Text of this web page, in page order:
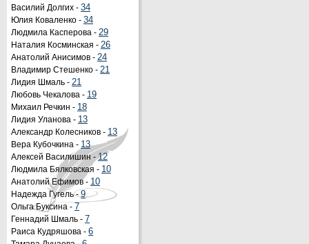
Василий Долгих - 34
Юлия Коваленко - 34
Людмила Касперова - 29
Наталия Косминская - 26
Анатолий Анисимов - 24
Владимир Стешенко - 21
Лидия Шмаль - 21
Любовь Чекалова - 19
Михаил Речкин - 18
Лидия Уланова - 13
Александр Колесников - 13
Вера Кубочкина - 13
Алексей Василишин -12
Людмила Бялковская - 10
Анатолий Ефимов - 10
Надежда Гугель -9
Ольга Буксина - 7
Геннадий Шмаль - 7
Раиса Кудряшова - 6